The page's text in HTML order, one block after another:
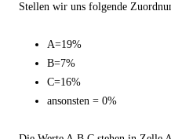
Stellen wir uns folgende
A=19%
B=7%
C=16%
ansonsten = 0%